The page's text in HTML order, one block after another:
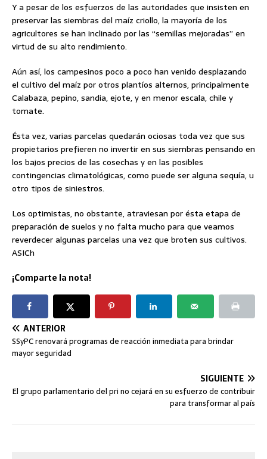
Y a pesar de los esfuerzos de las autoridades que insisten en
preservar las siembras del maíz criollo, la mayoría de los
agricultores se han inclinado por las “semillas mejoradas” en
virtud de su alto rendimiento.
Aún así, los campesinos poco a poco han venido desplazando
el cultivo del maíz por otros plantíos alternos, principalmente
Calabaza, pepino, sandia, ejote, y en menor escala, chile y
tomate.
Ésta vez, varias parcelas quedarán ociosas toda vez que sus
propietarios prefieren no invertir en sus siembras pensando en
los bajos precios de las cosechas y en las posibles
contingencias climatológicas, como puede ser alguna sequía, u
otro tipos de siniestros.
Los optimistas, no obstante, atraviesan por ésta etapa de
preparación de suelos y no falta mucho para que veamos
reverdecer algunas parcelas una vez que broten sus cultivos.
ASICh
¡Comparte la nota!
ANTERIOR
SSyPC renovará programas de reacción inmediata para brindar
mayor seguridad
SIGUIENTE
El grupo parlamentario del pri no cejará en su esfuerzo de contribuir
para transformar al país